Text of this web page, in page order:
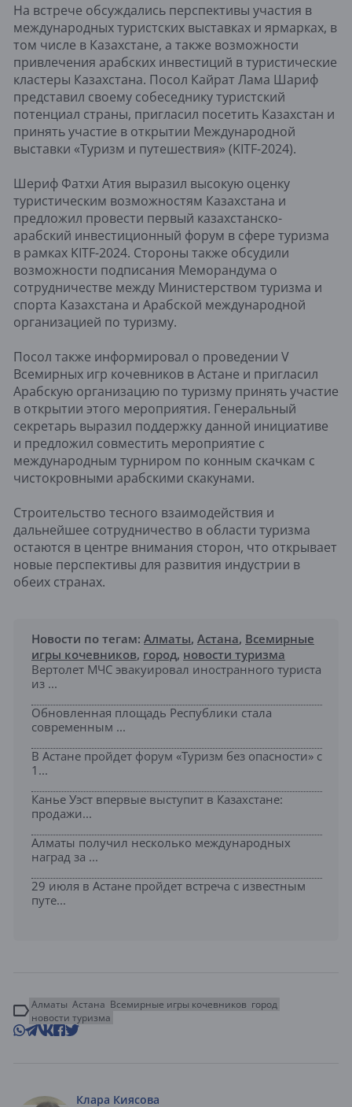
На встрече обсуждались перспективы участия в
международных туристских выставках и ярмарках, в
том числе в Казахстане, а также возможности
привлечения арабских инвестиций в туристические
кластеры Казахстана. Посол Кайрат Лама Шариф
представил своему собеседнику туристский
потенциал страны, пригласил посетить Казахстан и
принять участие в открытии Международной
выставки «Туризм и путешествия» (KITF-2024).
Шериф Фатхи Атия выразил высокую оценку
туристическим возможностям Казахстана и
предложил провести первый казахстанско-
арабский инвестиционный форум в сфере туризма
в рамках KITF-2024. Стороны также обсудили
возможности подписания Меморандума о
сотрудничестве между Министерством туризма и
спорта Казахстана и Арабской международной
организацией по туризму.
Посол также информировал о проведении V
Всемирных игр кочевников в Астане и пригласил
Арабскую организацию по туризму принять участие
в открытии этого мероприятия. Генеральный
секретарь выразил поддержку данной инициативе
и предложил совместить мероприятие с
международным турниром по конным скачкам с
чистокровными арабскими скакунами.
Строительство тесного взаимодействия и
дальнейшее сотрудничество в области туризма
остаются в центре внимания сторон, что открывает
новые перспективы для развития индустрии в
обеих странах.
Новости по тегам: Алматы, Астана, Всемирные
игры кочевников, город, новости туризма
Вертолет МЧС эвакуировал иностранного туриста
из ...
Обновленная площадь Республики стала
современным ...
В Астане пройдет форум «Туризм без опасности» с
1...
Канье Уэст впервые выступит в Казахстане:
продажи...
Алматы получил несколько международных
наград за ...
29 июля в Астане пройдет встреча с известным
путе...
Алматы Астана Всемирные игры кочевников город
новости туризма
Клара Киясова